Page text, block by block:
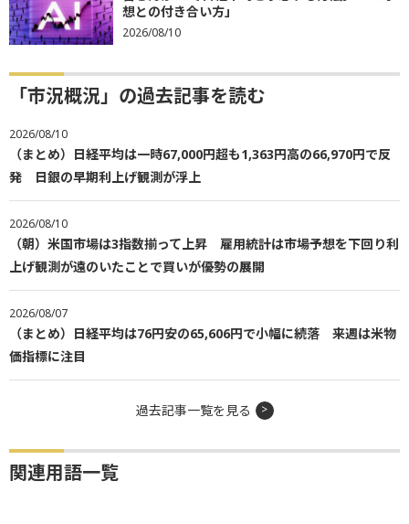
想との付き合い方」
2026/08/10
「市況概況」の過去記事を読む
2026/08/10
（まとめ）日経平均は一時67,000円超も1,363円高の66,970円で反
発 日銀の早期利上げ観測が浮上
2026/08/10
（朝）米国市場は3指数揃って上昇 雇用統計は市場予想を下回り利
上げ観測が遠のいたことで買いが優勢の展開
2026/08/07
（まとめ）日経平均は76円安の65,606円で小幅に続落 来週は米物
価指標に注目
過去記事一覧を見る
関連用語一覧